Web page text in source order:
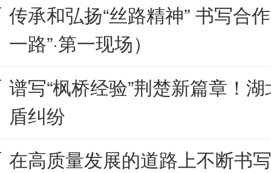
传承和弘扬“丝路精神” 书写合
一路”·第一现场）
谱写“枫桥经验”荆楚新篇章！
盾纠纷
在高质量发展的道路上不断书